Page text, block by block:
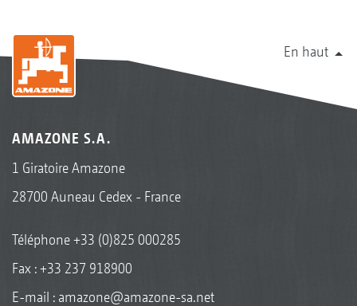
En haut
AMAZONE S.A.
1 Giratoire Amazone
28700 Auneau Cedex - France
Téléphone+33 (0)825 000285
Fax : +33 237 918900
E-mail : amazone@amazone-sa.net